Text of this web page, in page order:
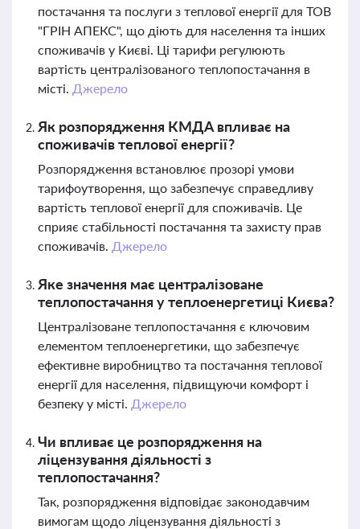
постачання та послуги з теплової енергії для ТОВ
"ГРІН АПЕКС", що діють для населення та інших
споживачів у Києві. Ці тарифи регулюють
вартість централізованого теплопостачання в
місті. Джерело
Як розпорядження КМДА впливає на
споживачів теплової енергії?
Розпорядження встановлює прозорі умови
тарифоутворення, що забезпечує справедливу
вартість теплової енергії для споживачів. Це
сприяє стабільності постачання та захисту прав
споживачів. Джерело
Яке значення має централізоване
теплопостачання у теплоенергетиці Києва?
Централізоване теплопостачання є ключовим
елементом теплоенергетики, що забезпечує
ефективне виробництво та постачання теплової
енергії для населення, підвищуючи комфорт і
безпеку у місті. Джерело
Чи впливає це розпорядження на
ліцензування діяльності з
теплопостачання?
Так, розпорядження відповідає законодавчим
вимогам щодо ліцензування діяльності з